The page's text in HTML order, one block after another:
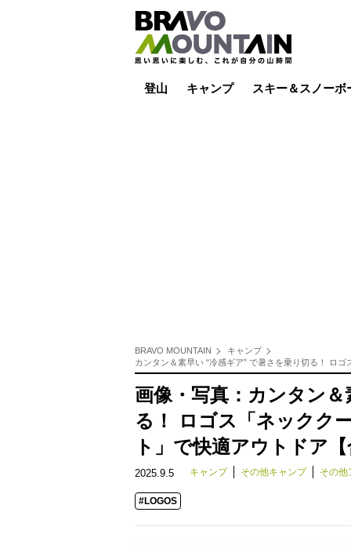
登山 キャンプ スキー＆スノーボ
BRAVO MOUNTAIN
キャンプ
カンタン＆素早い “冷感ギア” で暑さを乗り切る！ ロ
画像・写真：カンタン
る！ ロゴス「ネックク
ト」で快適アウトドア【
2025.9.5 キャンプ その他キャンプ その他
#LOGOS